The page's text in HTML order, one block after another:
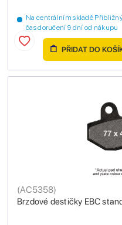
Na centrálním skladě
čas doručení 9 dní od nákupu
PŘIDAT DO
Brzdové destičky EBC
(AC5358)